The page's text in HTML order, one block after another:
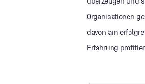
Organisationen
davon am
Erfahrung